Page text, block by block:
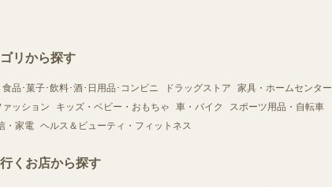
リから探す
食品･菓子･飲料･酒･日用品･コンビニ ドラッグストア
家具・ホームセンター
ァッション キッズ・ベビー・おもちゃ 車・バイク
スポーツ用品・自転車
・家電 ヘルス＆ビューティ・フィットネス
くお店から探す